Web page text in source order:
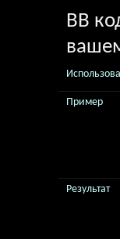
BB
Пример
Результат